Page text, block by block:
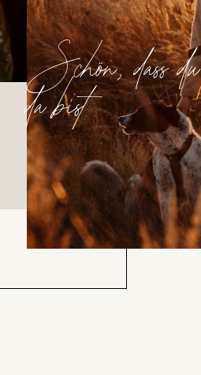
Schön, dass du
da bist